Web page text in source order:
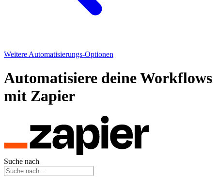
Weitere Automatisierungs-Optionen
Automatisiere deine Workflows
mit Zapier
Suche nach